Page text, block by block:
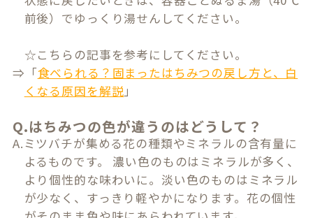
前後）でゆっくり湯せんしてください。
☆こちらの記事を参考にしてください。
⇒「食べられる？固まったはちみつの戻し方と、白
くなる原因を解説」
Q.はちみつの色が違うのはどうして？
A.ミツバチが集める花の種類やミネラルの含有量に
よるものです。 濃い色のものはミネラルが多く、
より個性的な味わいに。淡い色のものはミネラル
が少なく、すっきり軽やかになります。花の個性